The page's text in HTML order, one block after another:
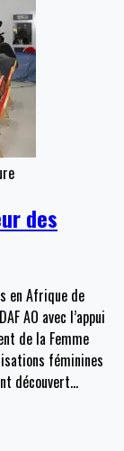
des
en Afrique de
AO avec l’appui
de la Femme
féminines
découvert…